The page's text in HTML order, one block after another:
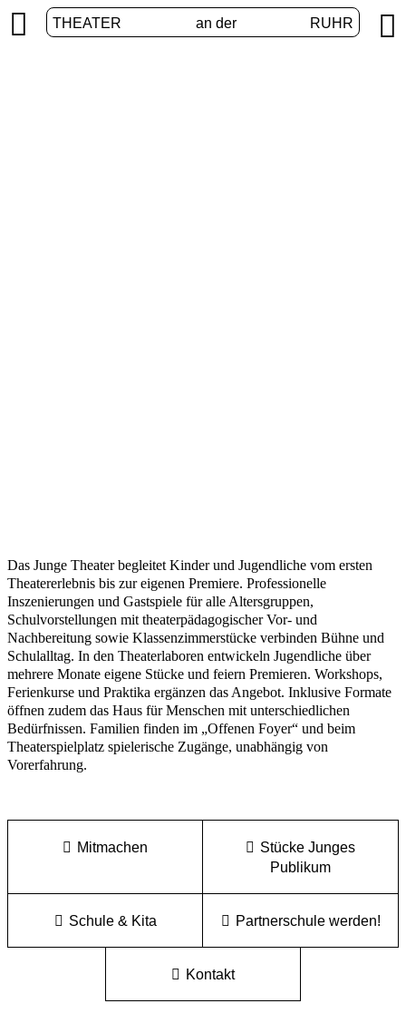
THEATER an der RUHR
 
Das Junge Theater begleitet Kinder und Jugendliche vom ersten
Theatererlebnis bis zur eigenen Premiere. Professionelle
Inszenierungen und Gastspiele für alle Altersgruppen,
Schulvorstellungen mit theaterpädagogischer Vor- und
Nachbereitung sowie Klassenzimmerstücke verbinden Bühne und
Schulalltag. In den Theaterlaboren entwickeln Jugendliche über
mehrere Monate eigene Stücke und feiern Premieren. Workshops,
Ferienkurse und Praktika ergänzen das Angebot. Inklusive Formate
öffnen zudem das Haus für Menschen mit unterschiedlichen
Bedürfnissen. Familien finden im „Offenen Foyer“ und beim
Theaterspielplatz spielerische Zugänge, unabhängig von
Vorerfahrung.
Mitmachen
Stücke Junges
Publikum
Schule & Kita Partnerschule werden!
Kontakt